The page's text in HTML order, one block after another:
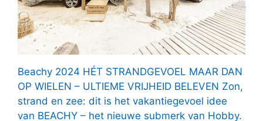
Beachy 2024 HÉT STRANDGEVOEL MAAR DAN
OP WIELEN – ULTIEME VRIJHEID BELEVEN Zon,
strand en zee: dit is het vakantiegevoel idee
van BEACHY – het nieuwe submerk van Hobby.